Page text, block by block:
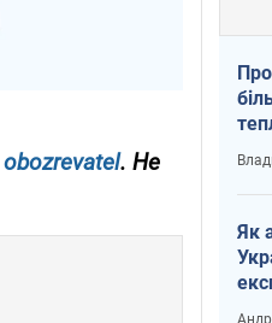
obozrevatel. Не
у
Як